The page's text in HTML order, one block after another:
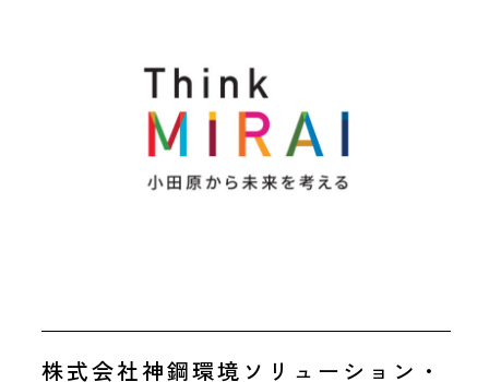
株式会社神鋼環境ソリューション・